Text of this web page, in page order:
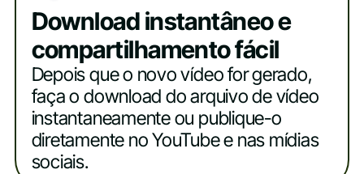
Download instantâneo e
compartilhamento fácil
Depois que o novo vídeo for gerado,
faça o download do arquivo de vídeo
instantaneamente ou publique-o
diretamente no YouTube e nas mídias
sociais.